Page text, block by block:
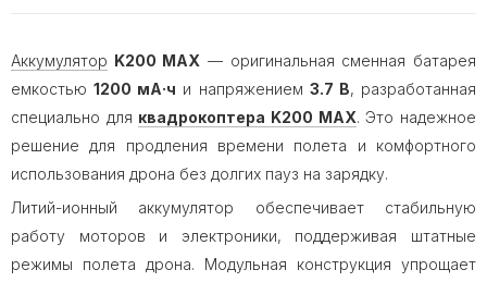
Аккумулятор K200 MAX — оригинальная сменная батарея
емкостью1200 мА·ч и напряжением 3.7 В, разработанная
специально для квадрокоптера K200 MAX. Это надежное
решение для продления времени полета и комфортного
использования дрона без долгих пауз на зарядку.
Литий-ионный аккумулятор обеспечивает стабильную
работу моторов и электроники, поддерживая штатные
режимы полета дрона. Модульная конструкция упрощает